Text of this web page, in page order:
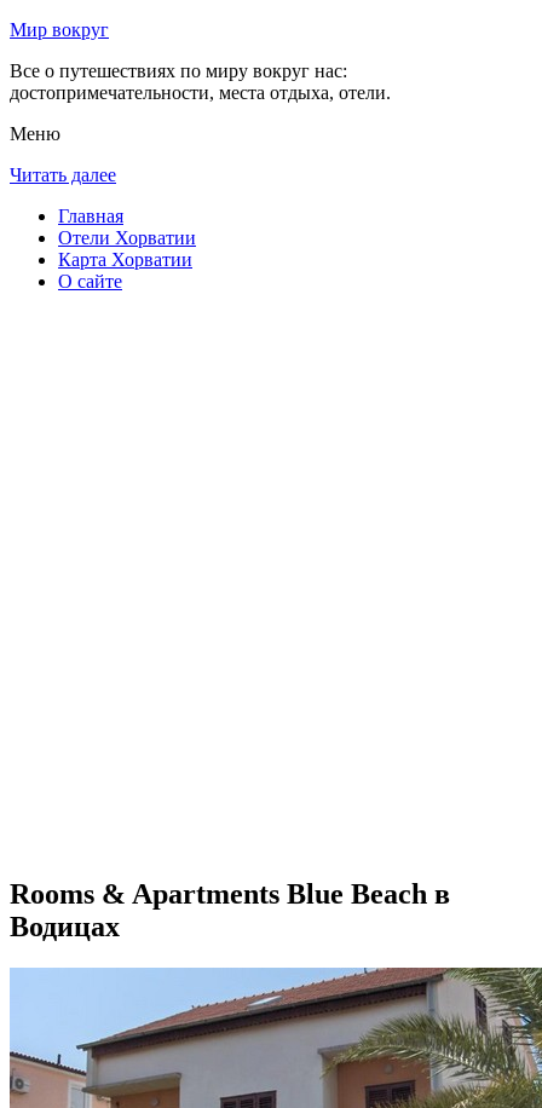
Мир вокруг
Все о путешествиях по миру вокруг нас:
достопримечательности, места отдыха, отели.
Меню
Читать далее
Главная
Отели Хорватии
Карта Хорватии
О сайте
Rooms & Apartments Blue Beach в
Водицах